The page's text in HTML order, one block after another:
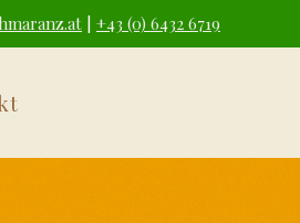
+43 (0) 6432 6719